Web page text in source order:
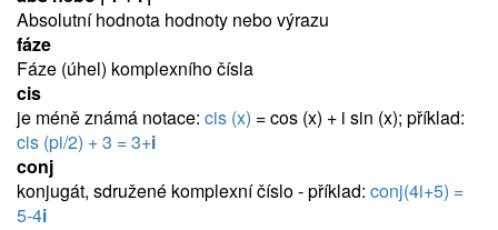
Absolutní hodnota hodnoty nebo výrazu
fáze
Fáze (úhel) komplexního čísla
cis
je méně známá notace: cis (x) = cos (x) + i sin (x); příklad:
cis (pi/2) + 3 = 3+i
conj
konjugát, sdružené komplexní číslo - příklad: conj(4i+5) =
5-4i